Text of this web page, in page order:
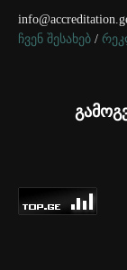
ჩვენ შესახებ /